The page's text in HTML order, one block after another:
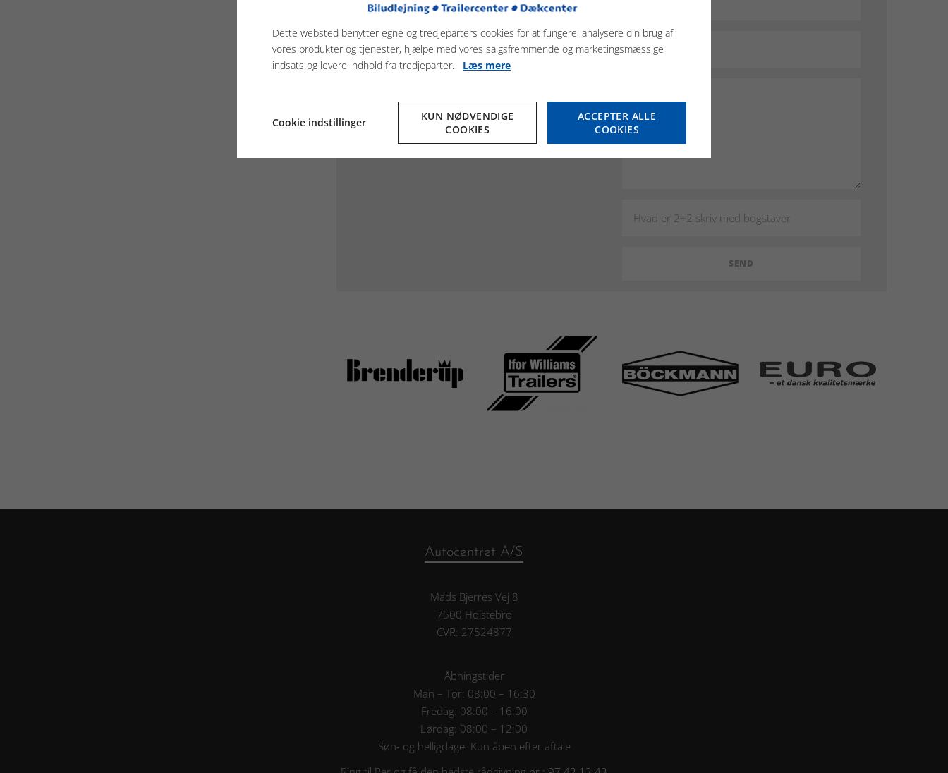
trailere, til en god pris.
Autocentret A/S
Jysk TrailerCenter
Tlf. nr.: +45 97 42 13 43
Email: mail@autocentret-as.dk
CVR: 27524877
Autocentret A/S
Mads Bjerres Vej 8
7500 Holstebro
CVR: 27524877
Åbningstider
Man – Tor: 08:00 – 16:30
Fredag: 08:00 – 16:00
Lørdag: 08:00 – 12:00
Søn- og helligdage: Kun åben efter aftale
Dette websted benytter egne og tredjeparters cookies for at fungere, analysere din brug af
vores produkter og tjenester, hjælpe med vores salgsfremmende og marketingsmæssige
indsats og levere indhold fra tredjeparter. Læs mere
Cookie indstillinger
KUN NØDVENDIGE
COOKIES
ACCEPTER ALLE
COOKIES